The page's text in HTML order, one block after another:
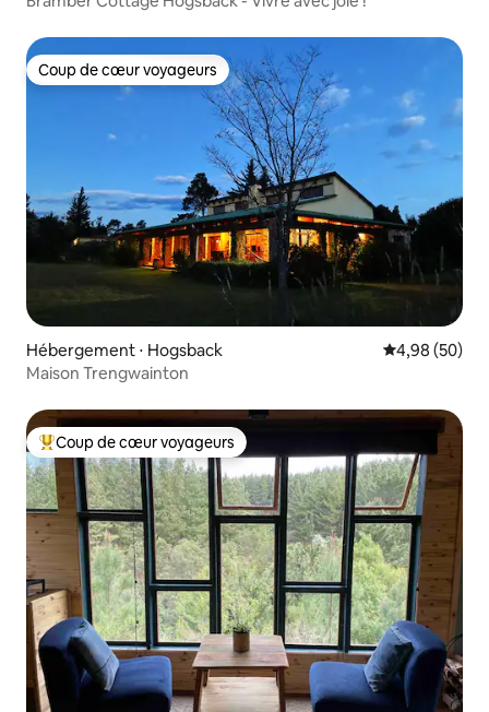
Coup de cœur voyageurs
Coup de cœur voyageurs
Hébergement ⋅ Hogsback Évaluation
4,98 (50)
Maison Trengwainton
Coups de cœur voyageurs les plus appréciés
Coup de cœur voyageurs